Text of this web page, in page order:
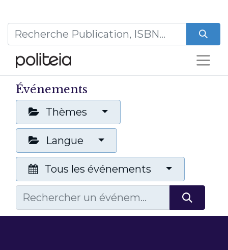
Événements
Thèmes
Langue
Tous les événements